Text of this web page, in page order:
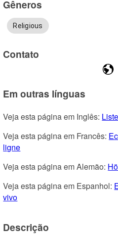
Gêneros
Religious
Contato
Em outras línguas
Veja esta página em Inglês:
Veja esta página em Francês:
ligne
Veja esta página em Alemão:
Veja esta página em Espanhol:
vivo
Descrição